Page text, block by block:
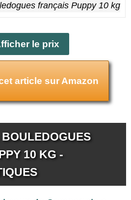
français Puppy 10 kg
le prix
article sur Amazon
10 KG -